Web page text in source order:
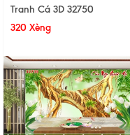
Tranh Cá 3D 32750
320 Xèng